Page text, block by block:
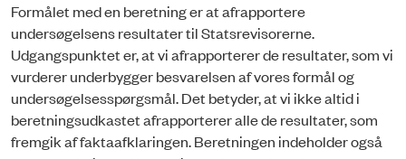
Formålet med en beretning er at afrapportere
undersøgelsens resultater til Statsrevisorerne.
Udgangspunktet er, at vi afrapporterer de resultater, som vi
vurderer underbygger besvarelsen af vores formål og
undersøgelsesspørgsmål. Det betyder, at vi ikke altid i
beretningsudkastet afrapporterer alle de resultater, som
fremgik af faktaafklaringen. Beretningen indeholder også